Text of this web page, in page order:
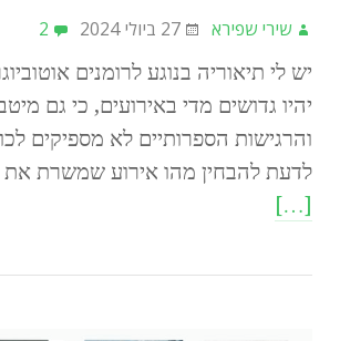
שירי שפירא 27 ביולי 2024 2
יש לי תיאוריה בנוגע לרומנים
יהיו גדושים מדי באירועים, כי גם
והרגישות הספרותיים לא מספיקים
לדעת להבחין מהו אירוע שמשרת
[…]